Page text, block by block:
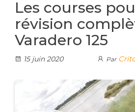
Les courses
révision
Varadero 125
15 juin 2020 Par